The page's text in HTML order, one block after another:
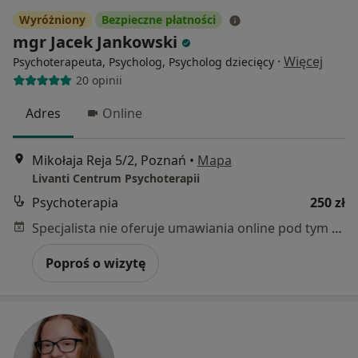
Wyróżniony Bezpieczne płatności
mgr Jacek Jankowski
Psychoterapeuta, Psycholog, Psycholog dziecięcy · Więcej
20 opinii
Adres Online
Mikołaja Reja 5/2, Poznań • Mapa
Livanti Centrum Psychoterapii
Psychoterapia
250 zł
Specjalista nie oferuje umawiania online pod tym adresem.
Poproś o wizytę